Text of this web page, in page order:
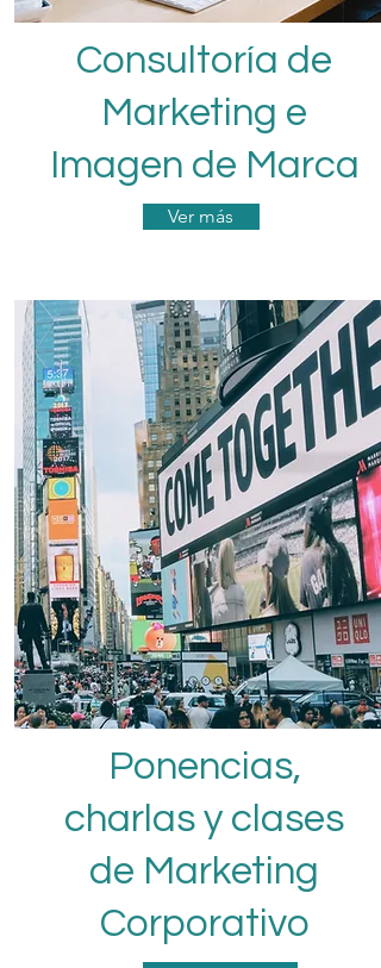
Consultoría de
Marketing e
Imagen de Marca
Ver más
Ponencias,
charlas y clases
de Marketing
Corporativo